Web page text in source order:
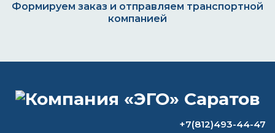
Формируем заказ и отправляем транспортной
компанией
Какая белая краска не желтеет со+7(812)493-44-47